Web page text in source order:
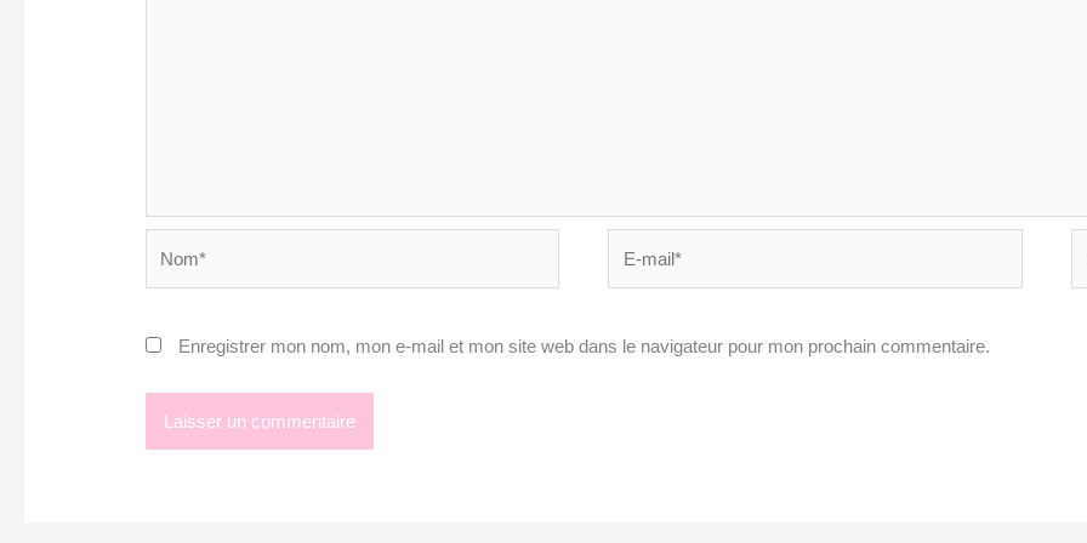
mail*
Enregistrer mon nom, mon e-mail et mon site web dans le navigateur pour mon prochain commentaire.